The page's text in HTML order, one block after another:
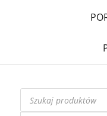
Wyszukiwarka
produktów